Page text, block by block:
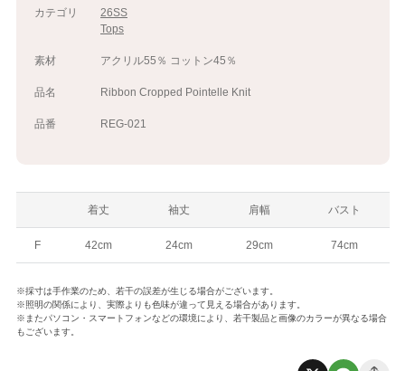
カテゴリ
26SS
Tops
素材 アクリル55％ コットン45％
品名 Ribbon Cropped Pointelle Knit
品番 REG-021
着丈 袖丈 肩幅 バスト
F 42cm 24cm 29cm 74cm
※採寸は手作業のため、若干の誤差が生じる場合がございます。
※照明の関係により、実際よりも色味が違って見える場合があります。
※またパソコン・スマートフォンなどの環境により、若干製品と画像のカラーが異なる場合
もございます。